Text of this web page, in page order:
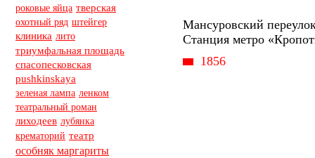
роковые яйца тверская
охотный ряд штейгер
клиника лито
триумфальная площадь
спасопесковская
pushkinskaya
зеленая лампа ленком
театральный роман
лиходеев лубянка
крематорий театр
особняк маргариты
Мансуровский
Станция метро
1856